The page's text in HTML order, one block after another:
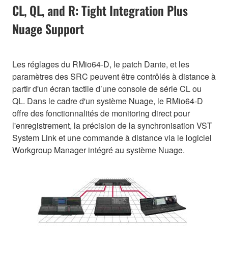
CL, QL, and R: Tight Integration Plus
Nuage Support
Les réglages du RMio64-D, le patch Dante, et les
paramètres des SRC peuvent être contrôlés à distance à
partir d'un écran tactile d’une console de série CL ou
QL. Dans le cadre d'un système Nuage, le RMio64-D
offre des fonctionnalités de monitoring direct pour
l'enregistrement, la précision de la synchronisation VST
System Link et une commande à distance via le logiciel
Workgroup Manager intégré au système Nuage.